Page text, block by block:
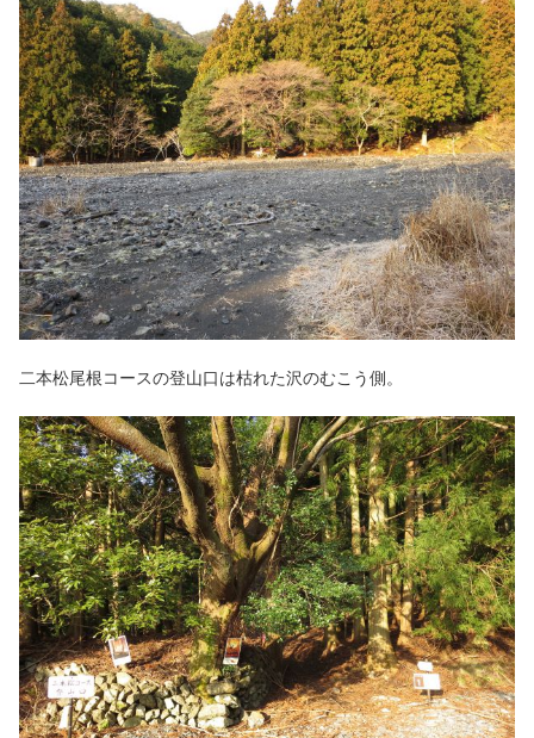
二本松尾根コースの登山口は枯れた沢のむこう側。